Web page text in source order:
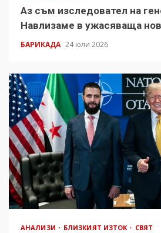
Аз съм изследовател на
Навлизаме в ужасяваща
БАРИКАДА 24 юли 2026
АНАЛИЗИ БЛИЗКИЯТ ИЗТОК СВЯТ